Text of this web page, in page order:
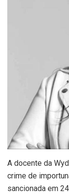
A docente da
crime de
sancionada em